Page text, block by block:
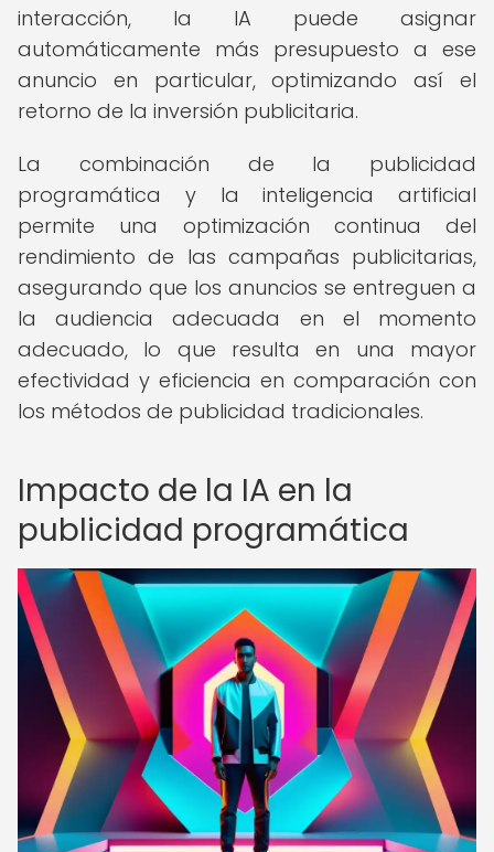
interacción, la IA puede asignar
automáticamente más presupuesto a ese
anuncio en particular, optimizando así el
retorno de la inversión publicitaria.
La combinación de la publicidad
programática y la inteligencia artificial
permite una optimización continua del
rendimiento de las campañas publicitarias,
asegurando que los anuncios se entreguen a
la audiencia adecuada en el momento
adecuado, lo que resulta en una mayor
efectividad y eficiencia en comparación con
los métodos de publicidad tradicionales.
Impacto de la IA en la
publicidad programática